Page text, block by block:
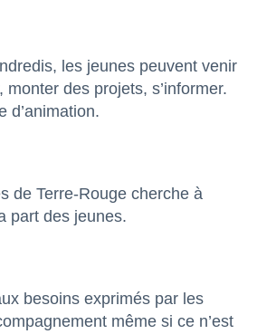
les jeunes peuvent venir
des projets, s’informer.
d’animation.
de Terre-Rouge cherche à
part des jeunes.
besoins exprimés par les
même si ce n’est